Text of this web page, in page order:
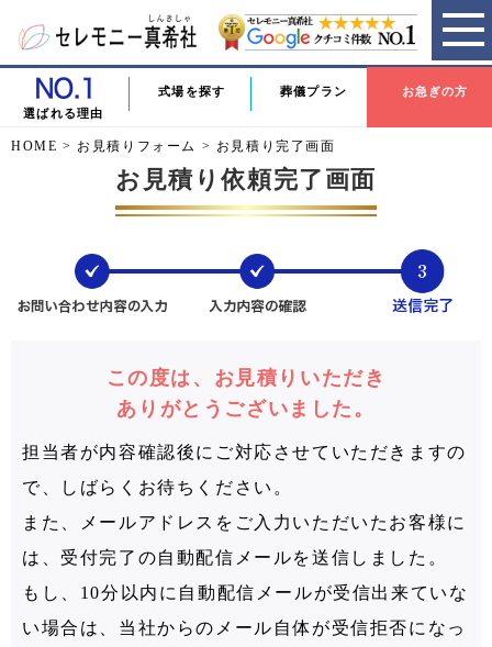
選ばれる理由
式場を探す 葬儀プラン お急ぎの方
HOME > お見積りフォーム > お見積り完了画面
お見積り依頼完了画面
この度は、お見積りいただき
ありがとうございました。
担当者が内容確認後にご対応させていただきますの
で、しばらくお待ちください。
また、メールアドレスをご入力いただいたお客様に
は、受付完了の自動配信メールを送信しました。
もし、10分以内に自動配信メールが受信出来ていな
い場合は、当社からのメール自体が受信拒否になっ